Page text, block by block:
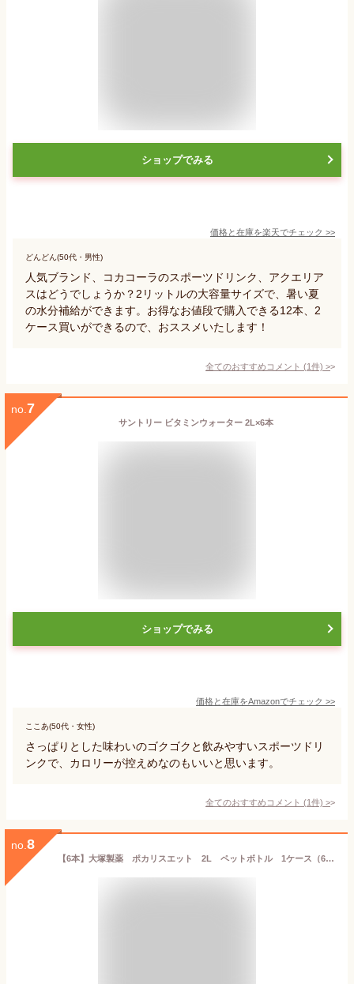
ショップでみる
価格と在庫を楽天でチェック >>
どんどん(50代・男性)
人気ブランド、コカコーラのスポーツドリンク、アクエリア
スはどうでしょうか？2リットルの大容量サイズで、暑い夏
の水分補給ができます。お得なお値段で購入できる12本、2
ケース買いができるので、おススメいたします！
全てのおすすめコメント (1件) >
no. 7
サントリー ビタミンウォーター 2L×6本
ショップでみる
価格と在庫をAmazonでチェック >>
ここあ(50代・女性)
さっぱりとした味わいのゴクゴクと飲みやすいスポーツドリ
ンクで、カロリーが控えめなのもいいと思います。
全てのおすすめコメント (1件) >
no. 8
【6本】大塚製薬 ポカリスエット 2L ペットボトル 1ケース（6本）